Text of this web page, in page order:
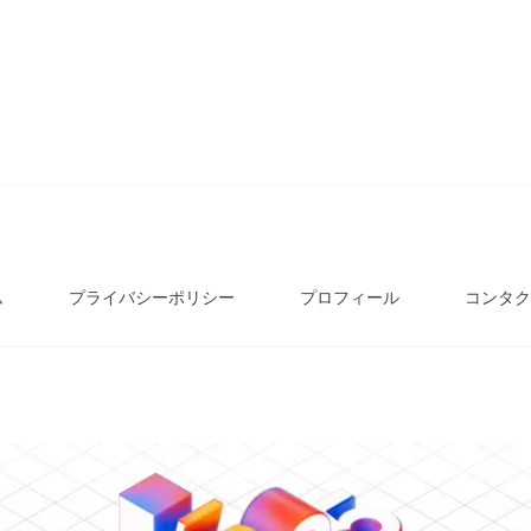
プライバシーポリシー プロフィール コンタ